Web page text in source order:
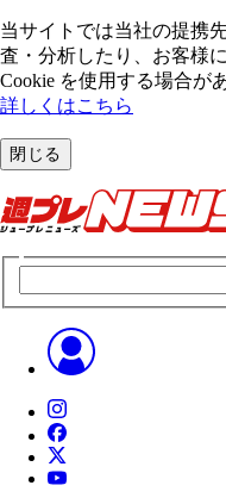
当サイトでは当社の提携
査・分析したり、お客様
Cookie を使⽤する場合が
詳しくはこちら
閉じる